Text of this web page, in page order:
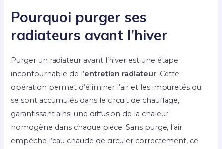
Pourquoi purger ses
radiateurs avant l’hiver
Purger un radiateur avant l’hiver est une étape
incontournable de l’entretien radiateur. Cette
opération permet d’éliminer l’air et les impuretés qui
se sont accumulés dans le circuit de chauffage,
garantissant ainsi une diffusion de la chaleur
homogène dans chaque pièce. Sans purge, l’air
empêche l’eau chaude de circuler correctement, ce